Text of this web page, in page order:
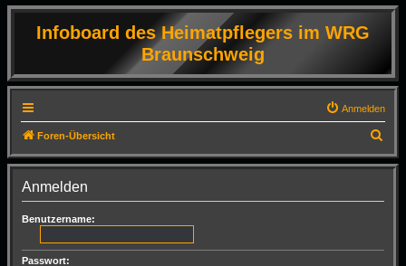
Infoboard des Heimatpflegers im WRG
Braunschweig
Anmelden
Foren-Übersicht
u
Anmelden
Benutzername:
Passwort: